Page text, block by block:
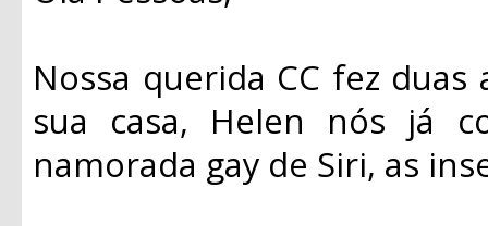
Nossa querida CC fez
sua casa, Helen nós já
namorada gay de Siri, as